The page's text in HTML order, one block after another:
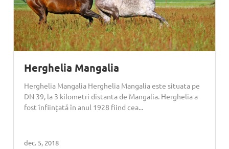
Herghelia Mangalia
Herghelia Mangalia Herghelia Mangalia este situata pe
DN 39, la 3 kilometri distanta de Mangalia. Herghelia a
fost înfiinţată în anul 1928 fiind cea...
dec. 5, 2018